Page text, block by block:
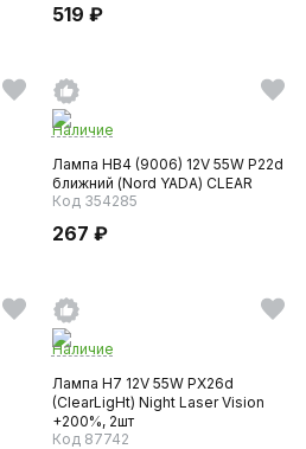
519 ₽
Наличие
Лампа HB4 (9006) 12V 55W P22d
ближний (Nord YADA) CLEAR
Код 354285
267 ₽
Наличие
Лампа H7 12V 55W PX26d
(ClearLigНt) Night Laser Vision
+200%, 2шт
Код 87742